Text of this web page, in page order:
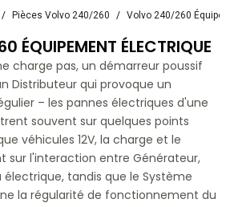
PV/Duett
system
électrique
avant
intérieures
de carrosserie
Suspension arrière
Volvo PV/Duett
Pièces Volvo 240/260 Volvo 240/260
ÉLECTRIQUE
charge pas, un démarreur poussif
Distributeur qui provoque un
– les pannes électriques d'une
souvent sur quelques points
véhicules 12V, la charge et le
sur l'interaction entre Générateur,
tandis que le Système
la régularité de fonctionnement du